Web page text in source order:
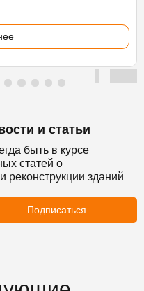
и статьи
быть в курсе
статей о
реконструкции зданий
Подписаться